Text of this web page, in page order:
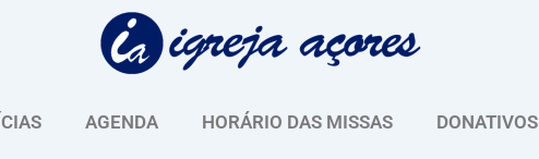
AGENDA HORÁRIO DAS MISSAS DONATIVOS